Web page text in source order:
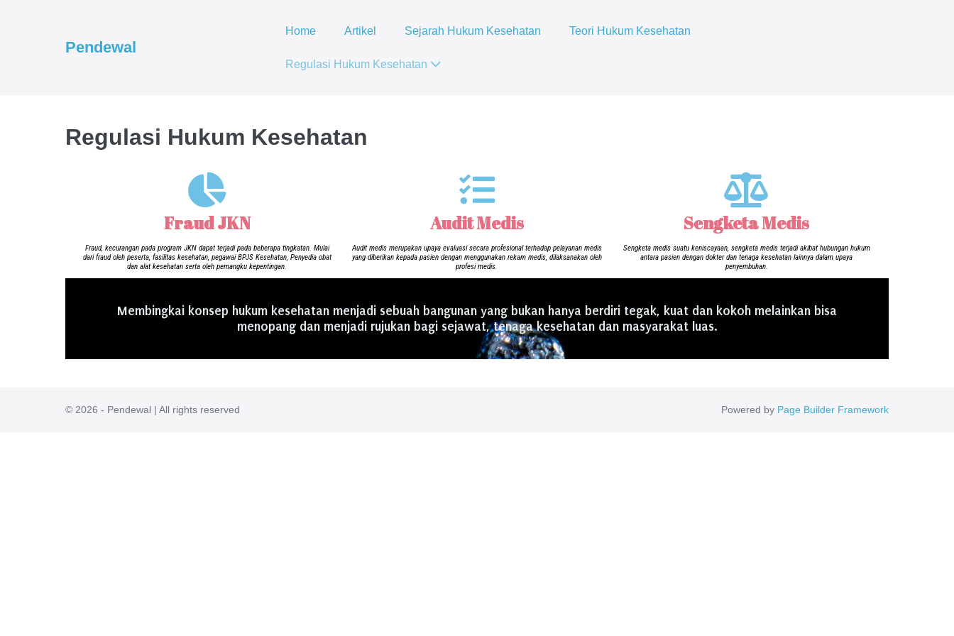
Pendewal
Home Artikel Sejarah Hukum Kesehatan Teori Hukum Kesehatan
Regulasi Hukum Kesehatan
Regulasi Hukum Kesehatan
Fraud JKN
Fraud, kecurangan pada program JKN dapat terjadi pada beberapa tingkatan. Mulai
dari fraud oleh peserta, fasilitas kesehatan, pegawai BPJS Kesehatan, Penyedia obat
dan alat kesehatan serta oleh pemangku kepentingan.
Audit Medis
Audit medis merupakan upaya evaluasi secara profesional terhadap pelayanan medis
yang diberikan kepada pasien dengan menggunakan rekam medis, dilaksanakan oleh
profesi medis.
Sengketa Medis
Sengketa medis suatu keniscayaan, sengketa medis terjadi akibat hubungan hukum
antara pasien dengan dokter dan tenaga kesehatan lainnya dalam upaya
penyembuhan.
Membingkai konsep hukum kesehatan menjadi sebuah bangunan yang bukan hanya berdiri tegak, kuat dan kokoh melainkan bisa
menopang dan menjadi rujukan bagi sejawat, tenaga kesehatan dan masyarakat luas.
© 2026 - Pendewal | All rights reserved Powered by Page Builder Framework